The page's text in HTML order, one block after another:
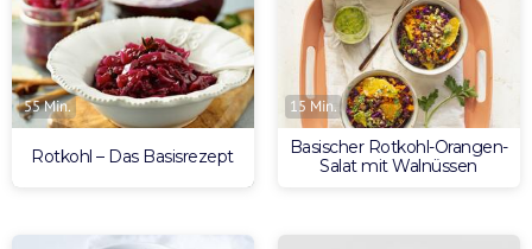
55 Min.
Rotkohl – Das Basisrezept
15 Min.
Basischer Rotkohl-Orangen-
Salat mit Walnüssen